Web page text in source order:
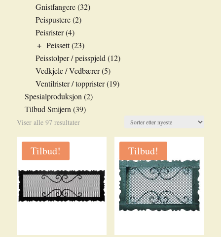
Gnistfangere(32)
Peispustere(2)
Peisrister(4)
+ Peissett(23)
Peisstolper / peisspjeld (12)
Vedkjele / Vedbærer(5)
Ventilrister / topprister(19)
Spesialproduksjon (2)
Tilbud Smijern (39)
Viser alle 97 resultaterSortert
etter
Tilbud! Tilbud!